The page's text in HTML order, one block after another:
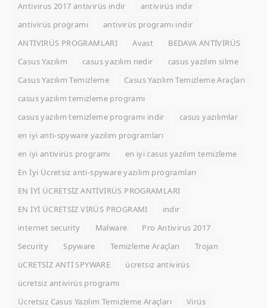
Antivirus 2017 antivirüs indir
antivirüs indir
antivirüs programı
antivirüs programı indir
ANTİVİRÜS PROGRAMLARI
Avast
BEDAVA ANTİVİRÜS
Casus Yazılım
casus yazılım nedir
casus yazılım silme
Casus Yazılım Temizleme
Casus Yazılım Temizleme Araçları
casus yazılım temizleme programı
casus yazılım temizleme programı indir
casus yazılımlar
en iyi anti-spyware yazılım programları
en iyi antivirüs programı
en iyi casus yazılım temizleme
En İyi Ücretsiz anti-spyware yazılım programları
EN İYİ ÜCRETSİZ ANTİVİRÜS PROGRAMLARI
EN İYİ ÜCRETSİZ VİRÜS PROGRAMI
indir
internet security
Malware
Pro Antivirus 2017
Security
Spyware Temizleme Araçları
Trojan
üCRETSİZ ANTİ SPYWARE
ücretsiz antivirüs
ücretsiz antivirüs programı
Ücretsiz Casus Yazılım Temizleme Araçları
Virüs